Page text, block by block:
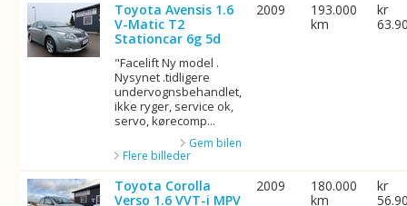
Toyota Avensis 1.6
V-Matic T2
Stationcar 6g 5d
"Facelift Ny model .
Nysynet .tidligere
undervognsbehandlet,
ikke ryger, service ok,
servo, kørecomp...
Gem bilen
Flere billeder
2009
193.000
km
kr
Toyota Corolla
Verso 1.6 VVT-i MPV
2009
180.000
km
kr